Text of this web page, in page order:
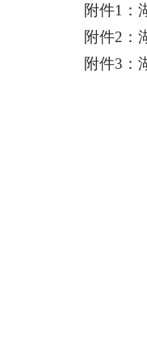
附件1：
附件2：
附件3：
湖